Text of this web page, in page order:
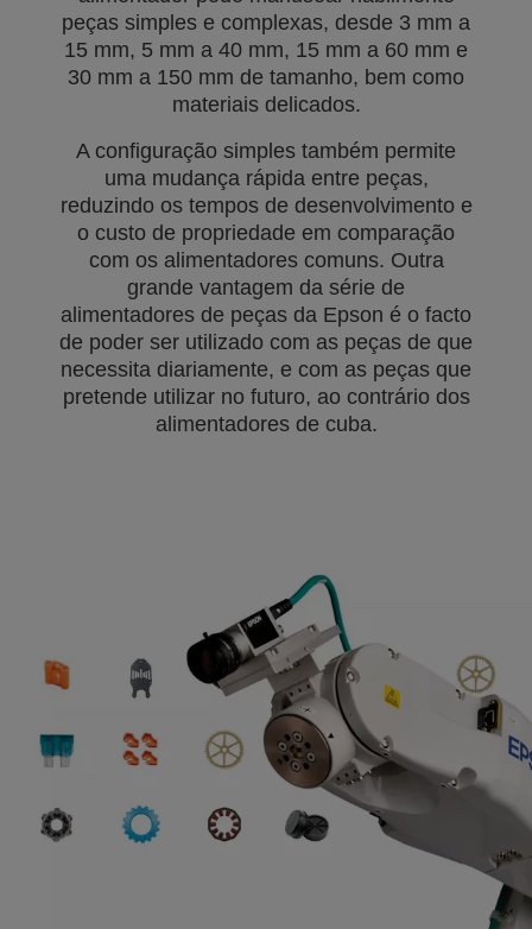
peças simples e complexas, desde 3 mm a
15 mm, 5 mm a 40 mm, 15 mm a 60 mm e
30 mm a 150 mm de tamanho, bem como
materiais delicados.
A configuração simples também permite
uma mudança rápida entre peças,
reduzindo os tempos de desenvolvimento e
o custo de propriedade em comparação
com os alimentadores comuns. Outra
grande vantagem da série de
alimentadores de peças da Epson é o facto
de poder ser utilizado com as peças de que
necessita diariamente, e com as peças que
pretende utilizar no futuro, ao contrário dos
alimentadores de cuba.